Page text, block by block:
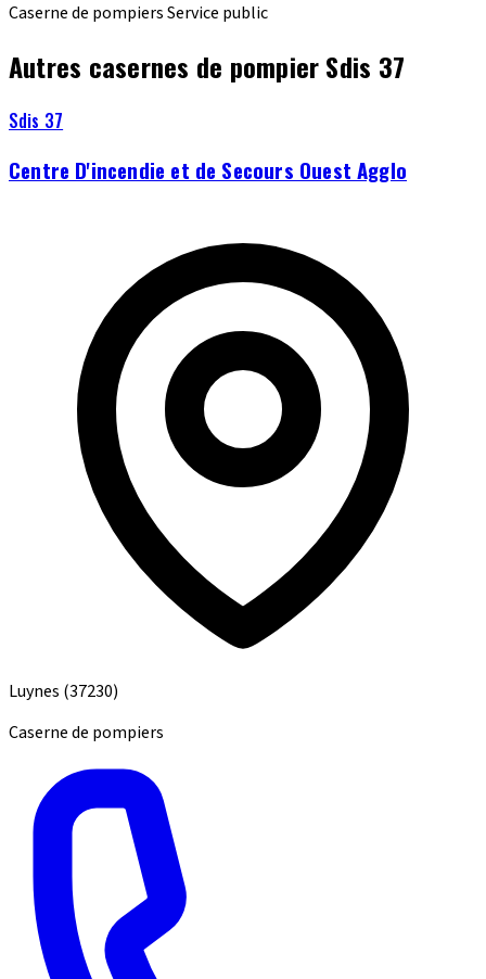
Caserne de pompiersService public
Autres casernes de pompier Sdis 37
Sdis 37
Centre D'incendie et de Secours Ouest Agglo
Luynes (37230)
Caserne de pompiers